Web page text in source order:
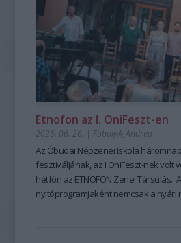
kommunikációt is – olyan
korunkban is hangsúlyozottan
nagyszerű lehetőséget az idén 25
ősszel induló képzése, mely
közművelődési szakemberek
szakmai és gyakorlati tudást a
tanításának módszertanáról.
Évi
a
-
Etnofon az I. OniFeszt-en
2026. 06. 26. | FabulyA_Andrea
Az Óbudai Népzenei Iskola
fesztiváljának, az I.OniFeszt-nek volt
hétfőn az ETNOFON Zenei Társulás.
nyitóprogramjaként nemcsak a nyári